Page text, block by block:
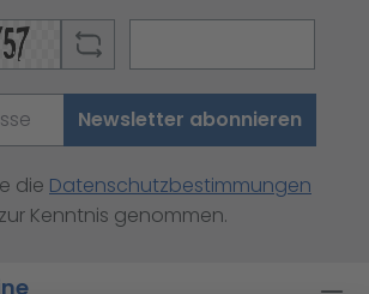
Newsletter abonnieren
die Datenschutzbestimmungen
zur Kenntnis genommen.